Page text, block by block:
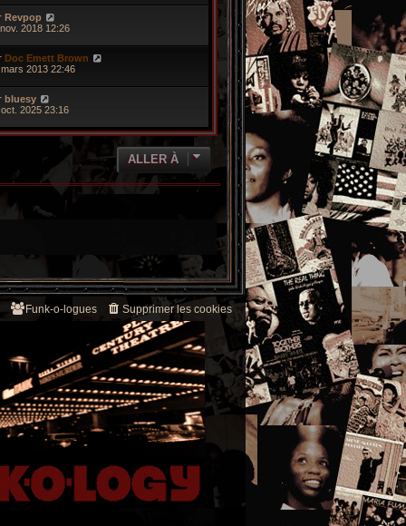
Revpop
2018 12:26
Doc Emett Brown
2013 22:46
bluesy
2025 23:16
ALLER À
Supprimer les cookies
Funk-o-logues